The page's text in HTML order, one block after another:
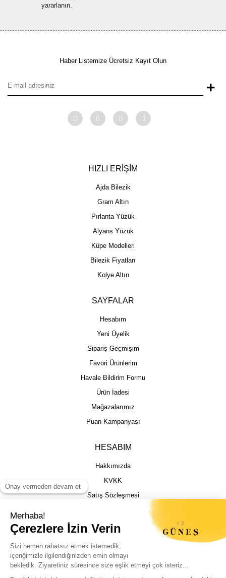
yararlanın.
Haber Listemize Ücretsiz Kayıt Olun
+
HIZLI ERİŞİM
Ajda Bilezik
Gram Altın
Pırlanta Yüzük
Alyans Yüzük
Küpe Modelleri
Bilezik Fiyatları
Kolye Altın
SAYFALAR
Hesabım
Yeni Üyelik
Sipariş Geçmişim
Favori Ürünlerim
Havale Bildirim Formu
Ürün İadesi
Mağazalarımız
Puan Kampanyası
HESABIM
Hakkımızda
KVKK
Satış Sözleşmesi
İptal İade Şartları
Kargo Takibi